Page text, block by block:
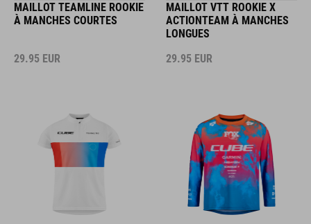
MAILLOT TEAMLINE ROOKIE
À MANCHES COURTES
29.95 EUR
MAILLOT VTT ROOKIE X
ACTIONTEAM À MANCHES
LONGUES
29.95 EUR